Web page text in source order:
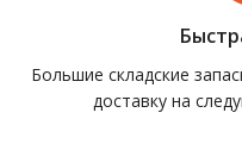
Большие складские
доставку на